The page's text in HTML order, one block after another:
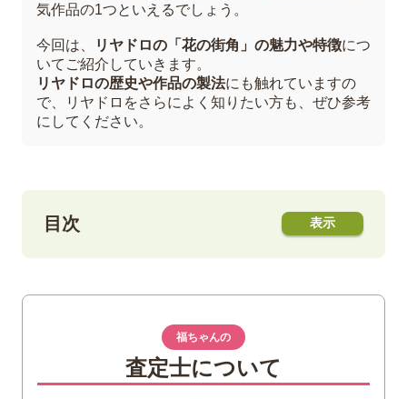
気作品の1つといえるでしょう。
今回は、 リヤドロの「花の街角」の魅力や特徴につ
いてご紹介していきます。
リヤドロの歴史や作品の製法にも触れていますの
で、リヤドロをさらによく知りたい方も、ぜひ参考
にしてください。
目次
どのように作られている？
リヤドロの代表作
福ちゃんの
査定士について